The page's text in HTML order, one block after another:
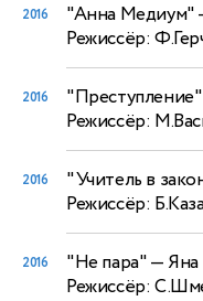
2016 "Анна Медиум"
Режиссёр:
2016 "Преступление"
Режиссёр:
2016 "Учитель в
Режиссёр:
2016 "Не пара"— Яна
Режиссёр: